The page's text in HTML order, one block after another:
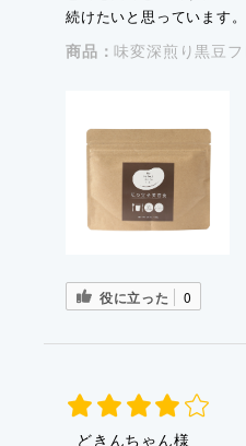
続けたいと思っています。
商品： 味変深煎り黒豆
役に立った 0
どきんちゃん様